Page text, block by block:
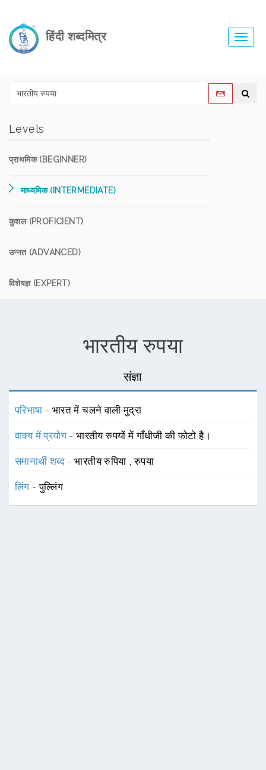
हिंदी शब्दमित्र
Levels
प्राथमिक (BEGINNER)
माध्यमिक (INTERMEDIATE)
कुशल (PROFICIENT)
उन्नत (ADVANCED)
विशेषज्ञ (EXPERT)
भारतीय रुपया
संज्ञा
परिभाषा - भारत में चलने वाली मुद्रा
वाक्य में प्रयोग -भारतीय रुपयों में गाँधीजी की फोटो है।
समानार्थी शब्द -भारतीय रुपिया ,रुपया
लिंग -पुल्लिंग